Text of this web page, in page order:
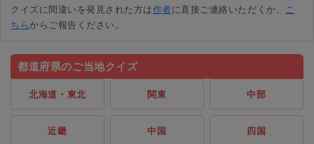
クイズに間違いを発見された方は作者に直接ご連絡いただくか、 こ
ちらからご報告ください。
都道府県のご当地クイズ
北海道・東北 関東 中部
近畿 中国 四国